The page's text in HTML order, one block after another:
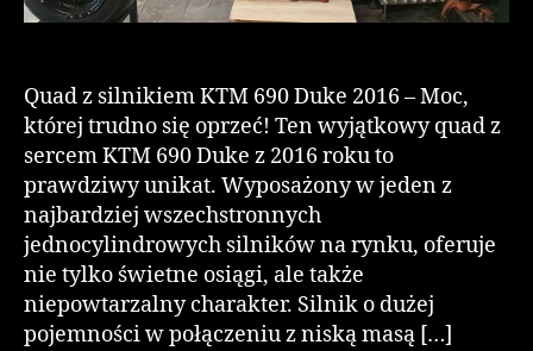
Quad z silnikiem KTM 690 Duke 2016 – Moc,
której trudno się oprzeć! Ten wyjątkowy quad z
sercem KTM 690 Duke z 2016 roku to
prawdziwy unikat. Wyposażony w jeden z
najbardziej wszechstronnych
jednocylindrowych silników na rynku, oferuje
nie tylko świetne osiągi, ale także
niepowtarzalny charakter. Silnik o dużej
pojemności w połączeniu z niską masą […]